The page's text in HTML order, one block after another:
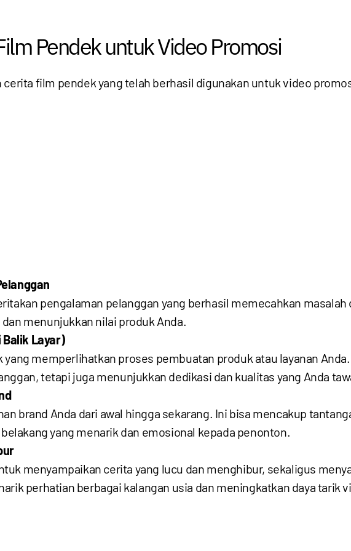
Pendek untuk Video Promosi
film pendek yang telah berhasil digunakan untuk video
pengalaman pelanggan yang berhasil memecahkan
menunjukkan nilai produk Anda.
Balik Layar)
memperlihatkan proses pembuatan produk atau layanan
tetapi juga menunjukkan dedikasi dan kualitas yang Anda
brand Anda dari awal hingga sekarang. Ini bisa mencakup
yang menarik dan emosional kepada penonton.
menyampaikan cerita yang lucu dan menghibur, sekaligus
perhatian berbagai kalangan usia dan meningkatkan daya tarik